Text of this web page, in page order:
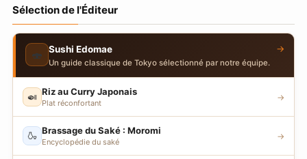
Sélection de l'Éditeur
🍣 Sushi Edomae
Un guide classique de Tokyo sélectionné par notre équipe.
→
🍛 Riz au Curry Japonais
Plat réconfortant
→
🍶 Brassage du Saké : Moromi
Encyclopédie du saké
→